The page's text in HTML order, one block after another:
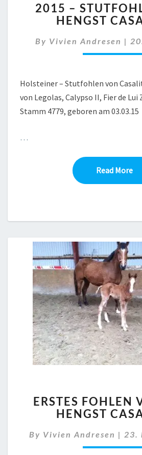
–
2015 –
HENGST
By Vivien Andresen |
Holsteiner – Stutfohlen von
von Legolas, Calypso II, Fier de Lui
Stamm 4779, geboren am 03.03.15
…
Read More
VON
ERSTES FOHLEN
HENGST
By Vivien Andresen | 23.